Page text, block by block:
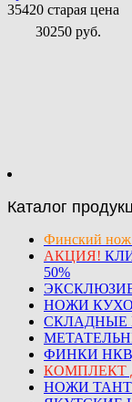
35420 старая цена
30250 руб.
Каталог
Финский нож
АКЦИЯ!
50%
НОЖИ
СКЛАДНЫЕ
ФИНКИ
КОМПЛЕКТ
НОЖИ